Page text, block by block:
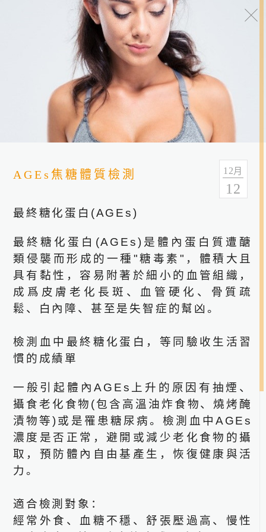
线上预约
最新消息
分类 全部 最新活动 立达新闻
2026.07.06
AGEs焦糖體質檢測 12月
12
最終糖化蛋白 (AGEs)
最終糖化蛋白 (AGEs) 是體內蛋白質遭醣
類侵襲而形成的一種 "糖毒素 " ，體積大且
具有黏性，容易附著於細小的血管組織，
成爲皮膚老化長斑、血管硬化、骨質疏
鬆、白內障、甚至是失智症的幫凶。
檢測血中最終糖化蛋白，等同驗收生活習
慣的成績單
一般引起體內AGEs
上升的原因有抽煙、
攝食老化食物 (包含高溫油炸食物、燒烤醃
漬物等)或是罹患糖尿病。檢測血中 AGEs
濃度是否正常，避開或減少老化食物的攝
取，預防體內自由基產生，恢復健康與活
力。
適合檢測對象：
經常外食、血糖不穩、舒張壓過高、慢性